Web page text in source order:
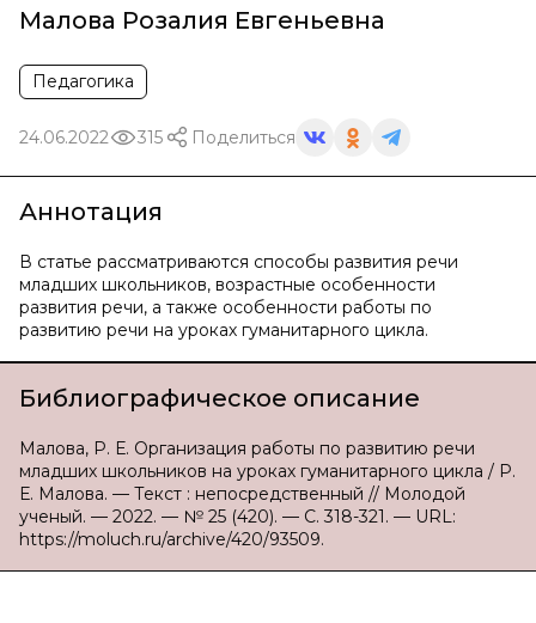
Малова Розалия Евгеньевна
Педагогика
24.06.2022 315 Поделиться
Аннотация
В статье рассматриваются способы развития речи
младших школьников, возрастные особенности
развития речи, а также особенности работы по
развитию речи на уроках гуманитарного цикла.
Библиографическое описание
Малова, Р. Е. Организация работы по развитию речи
младших школьников на уроках гуманитарного цикла / Р.
Е. Малова. — Текст : непосредственный // Молодой
ученый. — 2022. — № 25 (420). — С. 318-321. — URL:
https://moluch.ru/archive/420/93509.